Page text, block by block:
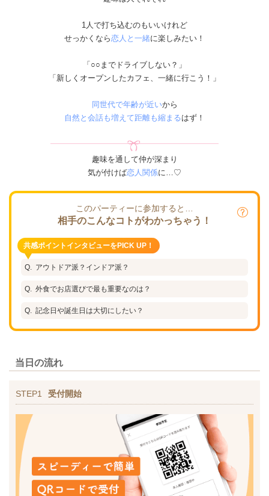
1人で打ち込むのもいいけれど
せっかくなら恋人と一緒に楽しみたい！
「○○までドライブしない？​​​​​​」
「新しくオープンしたカフェ、一緒に行こう！」
同世代で年齢が近いから
自然と会話も増えて距離も縮まるはず！
趣味を通して仲が深まり
気が付けば恋人関係に…♡
このパーティーに参加すると…
相手のこんなコトがわかっちゃう！
共感ポイントインタビューをPICK UP！
アウトドア派？インドア派？
外食でお店選びで最も重要なのは？
記念日や誕生日は大切にしたい？
当日の流れ
STEP1 受付開始